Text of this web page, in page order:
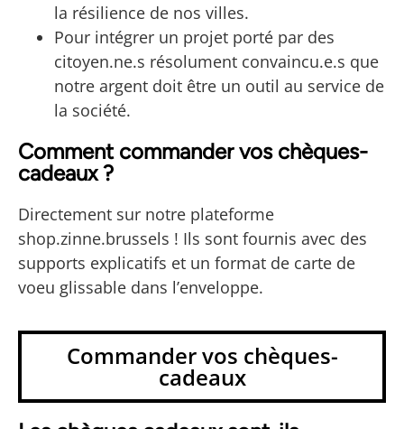
la résilience de nos villes.
Pour intégrer un projet porté par des
citoyen.ne.s résolument convaincu.e.s que
notre argent doit être un outil au service de
la société.
Comment commander vos chèques-
cadeaux ?
Directement sur notre plateforme
shop.zinne.brussels ! Ils sont fournis avec des
supports explicatifs et un format de carte de
voeu glissable dans l’enveloppe.
Commander vos chèques-
cadeaux